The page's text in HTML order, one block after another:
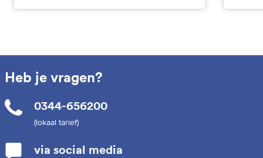
Heb je vragen?
0344-656200
(lokaal tarief)
via social media